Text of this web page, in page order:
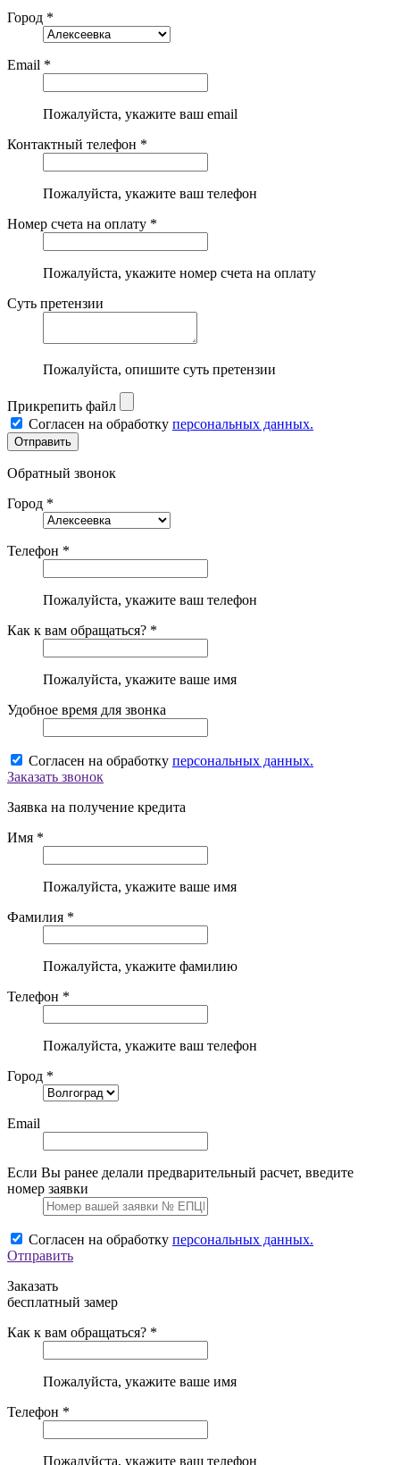
Город *
Email *
Пожалуйста, укажите ваш email
Контактный телефон *
Пожалуйста, укажите ваш телефон
Номер счета на оплату *
Пожалуйста, укажите номер счета на оплату
Суть претензии
Пожалуйста, опишите суть претензии
Прикрепить файл
Согласен на обработку персональных данных.
Обратный звонок
Город *
Телефон *
Пожалуйста, укажите ваш телефон
Как к вам обращаться? *
Пожалуйста, укажите ваше имя
Удобное время для звонка
Согласен на обработку персональных данных.
Заказать звонок
Заявка на получение кредита
Имя *
Пожалуйста, укажите ваше имя
Фамилия *
Пожалуйста, укажите фамилию
Телефон *
Пожалуйста, укажите ваш телефон
Город *
Email
Если Вы ранее делали предварительный расчет, введите
номер заявки
Согласен на обработку персональных данных.
Отправить
Заказать
бесплатный замер
Как к вам обращаться? *
Пожалуйста, укажите ваше имя
Телефон *
Пожалуйста, укажите ваш телефон